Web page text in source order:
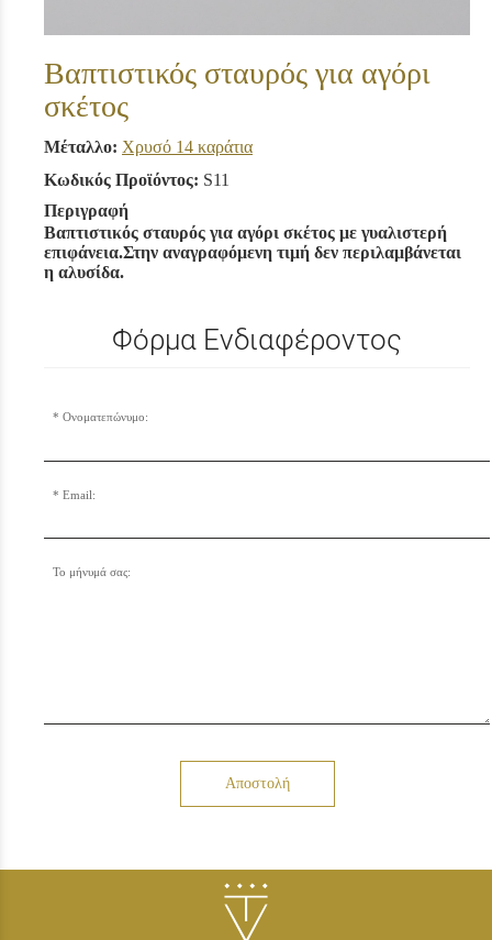
Βαπτιστικός σταυρός για αγόρι
σκέτος
Μέταλλο: Χρυσό 14 καράτια
Κωδικός Προϊόντος: S11
Περιγραφή
Βαπτιστικός σταυρός για αγόρι σκέτος με γυαλιστερή
επιφάνεια.Στην αναγραφόμενη τιμή δεν περιλαμβάνεται
η αλυσίδα.
Φόρμα Ενδιαφέροντος
Ονοματεπώνυμο:
Email:
Το μήνυμά σας:
Αποστολή